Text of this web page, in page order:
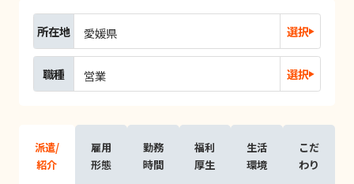
所在地 愛媛県 選択
職種 営業 選択
派遣/
紹介
雇用
形態
勤務
時間
福利
厚生
生活
環境
こだ
わり